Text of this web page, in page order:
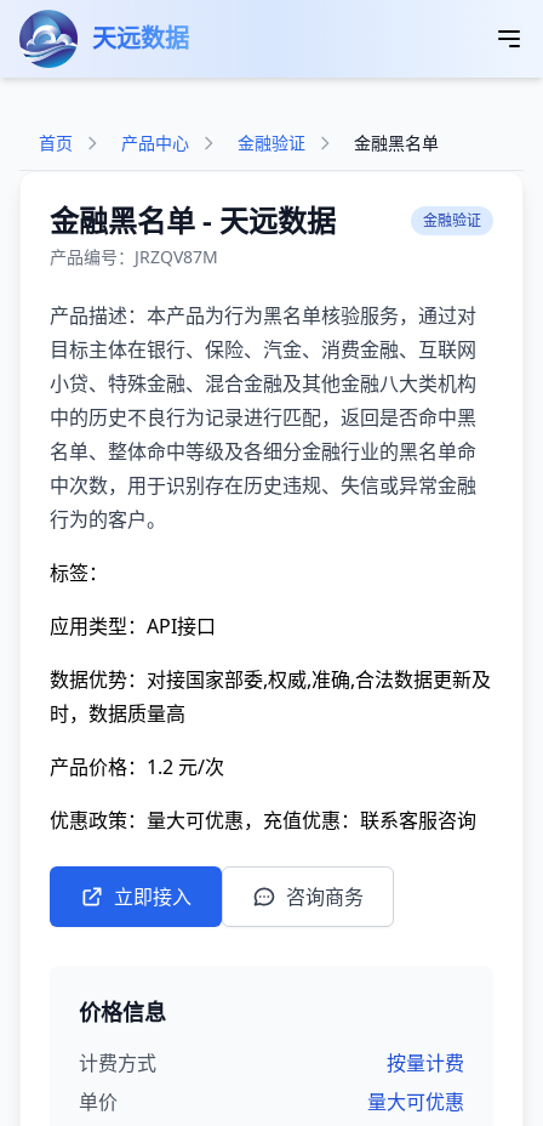
跳转到主要内容
天远数据
首页 产品中心 金融验证 金融黑名单
金融黑名单 - 天远数据 金融验证
产品编号：JRZQV87M
产品描述：本产品为行为黑名单核验服务，通过对
目标主体在银行、保险、汽金、消费金融、互联网
小贷、特殊金融、混合金融及其他金融八大类机构
中的历史不良行为记录进行匹配，返回是否命中黑
名单、整体命中等级及各细分金融行业的黑名单命
中次数，用于识别存在历史违规、失信或异常金融
行为的客户。
标签：
应用类型：API接口
数据优势：对接国家部委,权威,准确,合法数据更新及
时，数据质量高
产品价格：1.2 元/次
优惠政策：量大可优惠，充值优惠：联系客服咨询
立即接入 咨询商务
价格信息
计费方式
按量计费
单价
量大可优惠